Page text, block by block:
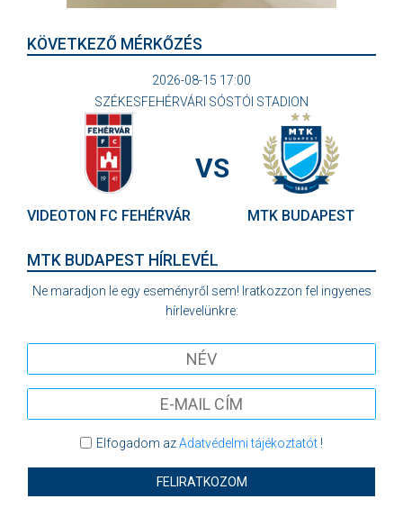
KÖVETKEZŐ MÉRKŐZÉS
2026-08-15 17:00
SZÉKESFEHÉRVÁRI SÓSTÓI STADION
VIDEOTON FC FEHÉRVÁR
VS
MTK BUDAPEST
MTK BUDAPEST HÍRLEVÉL
Ne maradjon le egy eseményről sem! Iratkozzon fel ingyenes
hírlevelünkre:
Elfogadom azAdatvédelmi tájékoztatót!
FELIRATKOZOM